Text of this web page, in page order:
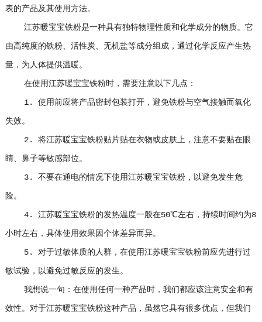
表的产品及其使用方法。
江苏暖宝宝铁粉是一种具有独特物理性质和化学成分的物质。它
由高纯度的铁粉、活性炭、无机盐等成分组成，通过化学反应产生热
量，为人体提供温暖。
在使用江苏暖宝宝铁粉时，需要注意以下几点：
1. 使用前应将产品密封包装打开，避免铁粉与空气接触而氧化
失效。
2. 将江苏暖宝宝铁粉贴片贴在衣物或皮肤上，注意不要贴在眼
睛、鼻子等敏感部位。
3. 不要在通电的情况下使用江苏暖宝宝铁粉，以避免发生危
险。
4. 江苏暖宝宝铁粉的发热温度一般在50℃左右，持续时间约为8
小时左右，具体使用效果因个体差异而异。
5. 对于过敏体质的人群，在使用江苏暖宝宝铁粉前应先进行过
敏试验，以避免过敏反应的发生。
我想说一句：在使用任何一种产品时，我们都应该注意安全和有
效性。对于江苏暖宝宝铁粉这种产品，虽然它具有很多优点，但我们